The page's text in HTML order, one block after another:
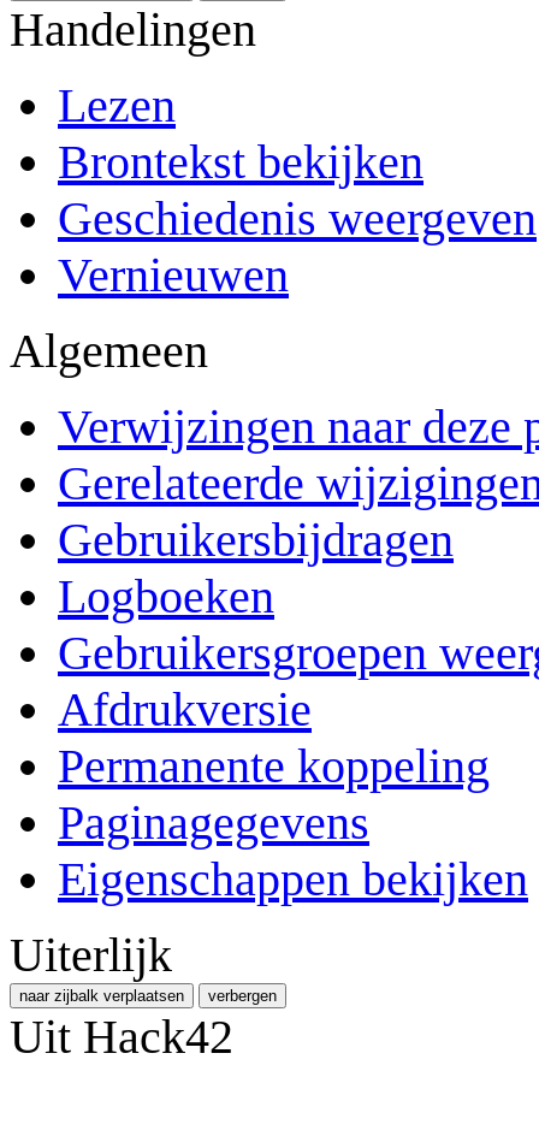
Handelingen
Lezen
Brontekst bekijken
Geschiedenis weergeven
Vernieuwen
Algemeen
Verwijzingen naar deze
Gerelateerde
Gebruikersbijdragen
Logboeken
Gebruikersgroepen
Afdrukversie
Permanente koppeling
Paginagegevens
Eigenschappen bekijken
Uiterlijk
naar zijbalk verplaatsen verbergen
Uit Hack42